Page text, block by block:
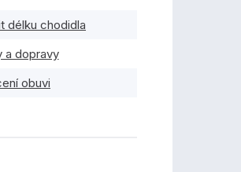
délku chodidla
a dopravy
obuvi